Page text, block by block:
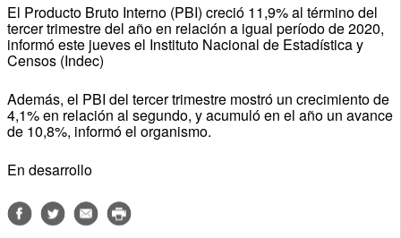
El Producto Bruto Interno (PBI) creció 11,9% al término del
tercer trimestre del año en relación a igual período de 2020,
informó este jueves el Instituto Nacional de Estadística y
Censos (Indec)
Además, el PBI del tercer trimestre mostró un crecimiento de
4,1% en relación al segundo, y acumuló en el año un avance
de 10,8%, informó el organismo.
En desarrollo